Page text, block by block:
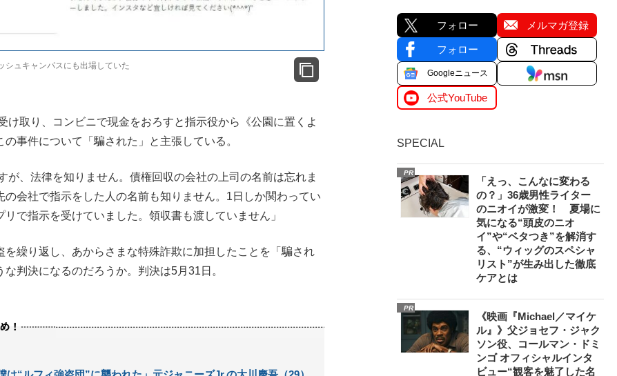
シュキャンパスにも出場していた
取り、コンビニで現金をおろすと指示役から《公園に置くよ
事件について「騙された」と主張している。
が、法律を知りません。債権回収の会社の上司の名前は忘れま
会社で指示をした人の名前も知りません。1日しか関わってい
で指示を受けていました。領収書も渡していません」
を繰り返し、あからさまな特殊詐欺に加担したことを「騙され
判決になるのだろうか。判決は5月31日。
フォロー メルマガ登録
フォロー
Googleニュース
公式YouTube
SPECIAL
PR
「えっ、こんなに変わる
の？」36歳男性ライター
のニオイが激変！ 夏場に
気になる“頭皮のニオ
イ”や“ベタつき”を解消す
る、“ウィッグのスペシャ
リスト”が生み出した徹底
ケアとは
PR
《映画『Michael／マイケ
ル』》父ジョセフ・ジャク
ソン役、コールマン・ドミ
ンゴ オフィシャルインタ
ビュー“観客を魅了した名